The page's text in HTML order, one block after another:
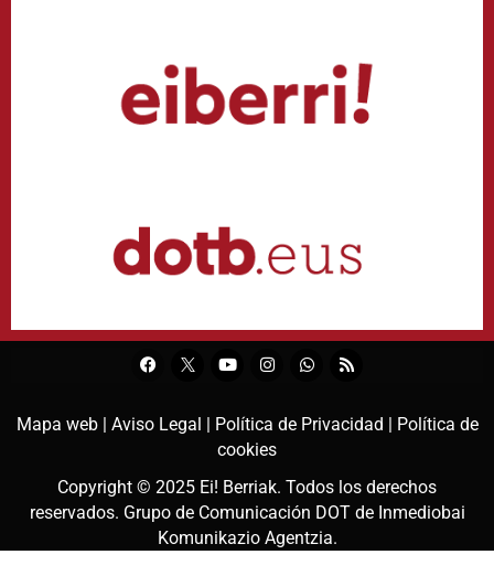
Mapa web | Aviso Legal | Política de Privacidad | Política de
cookies
Copyright © 2025 Ei! Berriak. Todos los derechos
reservados. Grupo de Comunicación DOT de Inmediobai
Komunikazio Agentzia.